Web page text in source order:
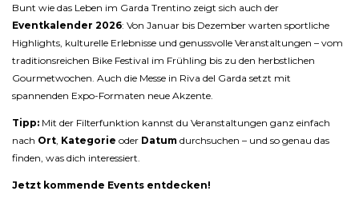
Bunt wie das Leben im Garda Trentino zeigt sich auch der
Eventkalender 2026: Von Januar bis Dezember warten sportliche
Highlights, kulturelle Erlebnisse und genussvolle Veranstaltungen – vom
traditionsreichen Bike Festival im Frühling bis zu den herbstlichen
Gourmetwochen. Auch die Messe in Riva del Garda setzt mit
spannenden Expo-Formaten neue Akzente.
Tipp: Mit der Filterfunktion kannst du Veranstaltungen ganz einfach
nach Ort Kategorie oder Datum durchsuchen – und so genau das
finden, was dich interessiert.
Jetzt kommende Events entdecken!